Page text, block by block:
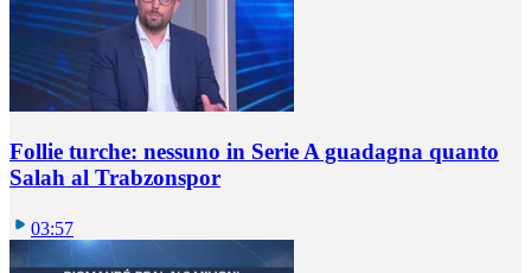
Follie turche: nessuno in Serie A guadagna quanto
Salah al Trabzonspor
03:57